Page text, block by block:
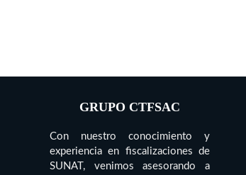
GRUPO CTFSAC
Con nuestro conocimiento y
experiencia en fiscalizaciones de
SUNAT, venimos asesorando a